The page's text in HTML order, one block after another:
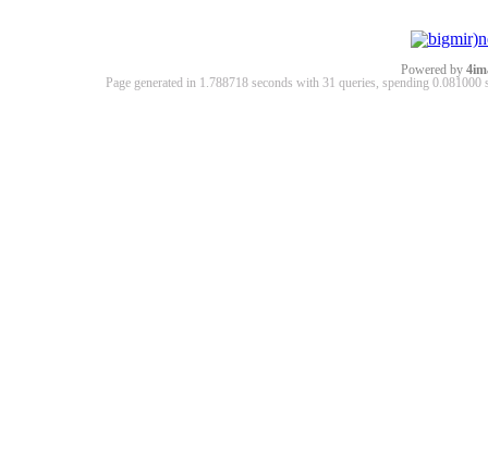
Powered by
Page generated in 1.788718 seconds with 31 queries, spending